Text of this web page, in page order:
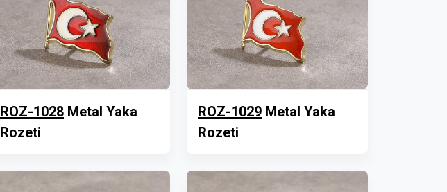
ROZ-1028 Metal Yaka
Rozeti
ROZ-1029 Metal Yaka
Rozeti